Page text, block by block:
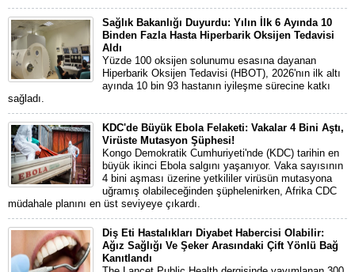
Sağlık Bakanlığı Duyurdu: Yılın İlk 6 Ayında 10
Binden Fazla Hasta Hiperbarik Oksijen Tedavisi
Aldı
Yüzde 100 oksijen solunumu esasına dayanan
Hiperbarik Oksijen Tedavisi (HBOT), 2026'nın ilk altı
ayında 10 bin 93 hastanın iyileşme sürecine katkı
sağladı.
KDC'de Büyük Ebola Felaketi: Vakalar 4 Bini Aştı,
Virüste Mutasyon Şüphesi!
Kongo Demokratik Cumhuriyeti'nde (KDC) tarihin en
büyük ikinci Ebola salgını yaşanıyor. Vaka sayısının
4 bini aşması üzerine yetkililer virüsün mutasyona
uğramış olabileceğinden şüphelenirken, Afrika CDC
müdahale planını en üst seviyeye çıkardı.
Diş Eti Hastalıkları Diyabet Habercisi Olabilir:
Ağız Sağlığı Ve Şeker Arasındaki Çift Yönlü Bağ
Kanıtlandı